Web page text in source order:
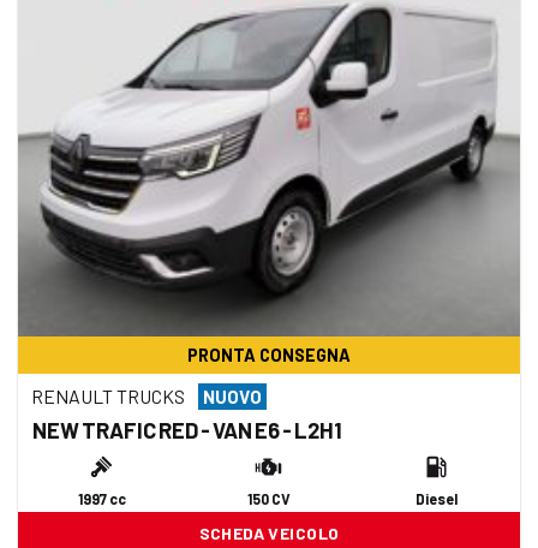
PRONTA CONSEGNA
RENAULT TRUCKS NUOVO
NEW TRAFIC RED - VAN E6 - L2H1
1997 cc 150 CV Diesel
SCHEDA VEICOLO